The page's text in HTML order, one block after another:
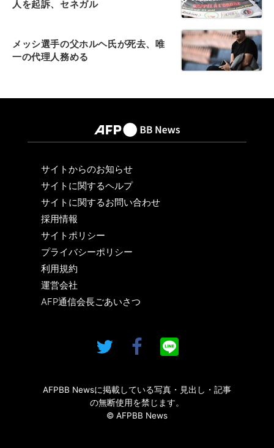
人を起訴、セネガル
メッシ選手の父ホルヘ氏が死去、唯
一の代理人務める
サイトからのお知らせ
サイトに関するヘルプ
サイトに関するお問い合わせ
採用情報
サイトポリシー
プライバシーポリシー
利用規約
運営会社
AFP通信会長ごあいさつ
AFPBB Newsに掲載している写真・見出し・記事
の無断使用を禁じます。
© AFPBB News